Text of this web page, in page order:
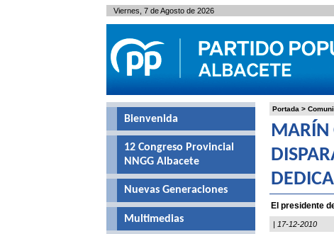
Portada >
MARÍN
El presidente
| 17-12-2010
Bienvenida
12 Congreso Provincial
NNGG Albacete
Nuevas Generaciones
Multimedias
Viernes, 7 de Agosto de 2026